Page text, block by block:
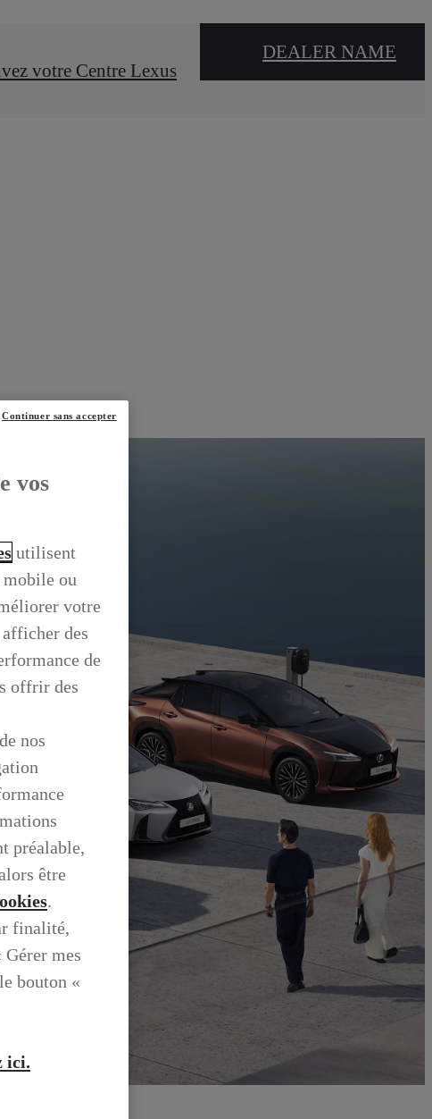
votre Centre Lexus
DEALER NAME
vos
utilisent
mobile ou
votre
des
de
offrir des
nos
préalable,
être
.
finalité,
mes
bouton «
ici.
Continuer sans accepter